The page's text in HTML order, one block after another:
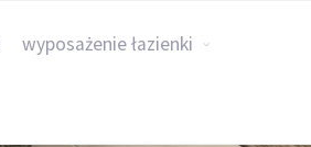
wyposażenie łazienki